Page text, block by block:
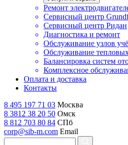
Ремонт
Сервисный центр
Сервисный центр Ридан
Диагностика и ремонт
Обслуживание узлов
Обслуживание
Балансировка систем
Комплексное
Оплата и доставка
Контакты
8 495 197 71 03 Москва
8 3812 38 20 50 Омск
8 812 703 80 84 СПб
corp@sib-m.com Email